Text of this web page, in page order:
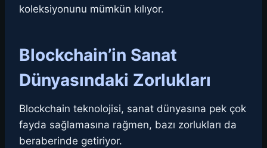
koleksiyonunu mümkün kılıyor.
Blockchain’in Sanat
Dünyasındaki Zorlukları
Blockchain teknolojisi, sanat dünyasına pek çok
fayda sağlamasına rağmen, bazı zorlukları da
beraberinde getiriyor.